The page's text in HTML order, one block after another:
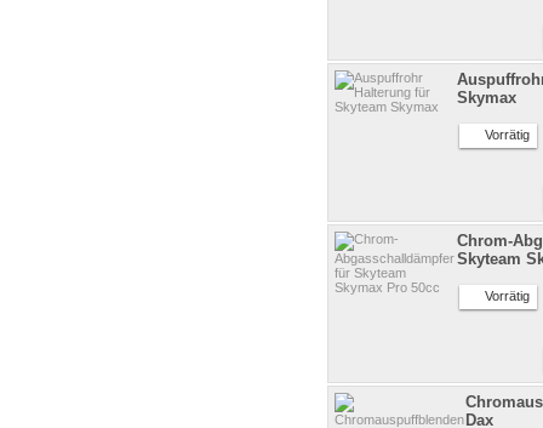
Skymax
Vorrätig
Chrom-
Skyteam
Vorrätig
Dax